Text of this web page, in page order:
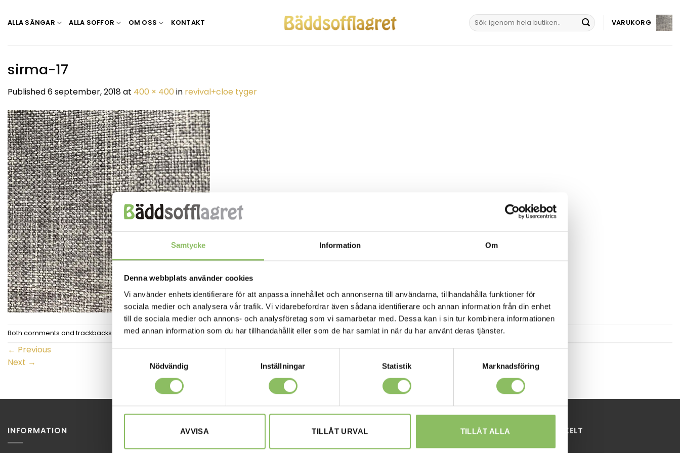
Samtycke Information Om
Denna webbplats använder cookies
Vi använder enhetsidentifierare för att anpassa innehållet och annonserna till användarna, tillhandahålla funktioner för
sociala medier och analysera vår trafik. Vi vidarebefordrar även sådana identifierare och annan information från din enhet
till de sociala medier och annons- och analysföretag som vi samarbetar med. Dessa kan i sin tur kombinera informationen
med annan information som du har tillhandahållit eller som de har samlat in när du har använt deras tjänster.
Nödvändig
Inställningar Statistik Marknadsföring
AVVISA TILLÅT URVAL TILLÅT ALLA
ALLA SÄNGAR ALLA SOFFOR OM OSS KONTAKT
Sök
efter:
VARUKORG
sirma-17
Published6 september, 2018at 400 × 400 in revival+cloe tyger
Both comments and trackbacks are currently closed.
← Previous
Next →
INFORMATION STOCKHOLM GÖTEBORG HANDLA ENKELT